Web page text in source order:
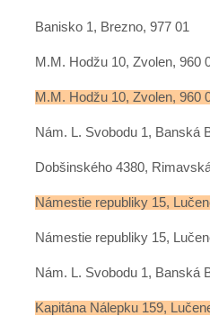
Banisko 1, Brezno, 977 01
M.M. Hodžu 10, Zvolen, 960
M.M. Hodžu 10, Zvolen, 960
Nám. L. Svobodu 1, Banská
Dobšinského 4380,
Námestie republiky 15,
Námestie republiky 15,
Nám. L. Svobodu 1, Banská
Kapitána Nálepku 159,